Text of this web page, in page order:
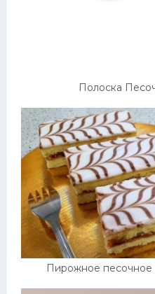
Полоска
Пирожное песочное